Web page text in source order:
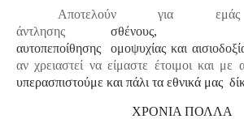
Αποτελούν για
άντλησης σθένους,
αυτοπεποίθησης ομοψυχίας και
αν χρειαστεί να είμαστε έτοιμοι και
υπερασπιστούμε και πάλι τα εθνικά μας
ΧΡΟΝΙΑ ΠΟΛΛΑ